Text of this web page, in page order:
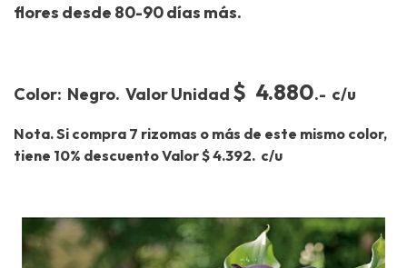
flores desde 80-90 días más.
Color: Negro. Valor Unidad $ 4.880.- c/u
Nota. Si compra 7 rizomas o más de este mismo color,
tiene 10% descuento Valor $ 4.392. c/u